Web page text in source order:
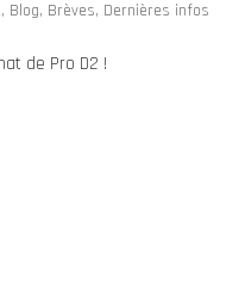
, Blog, Brèves, Dernières infos
de Pro D2 !